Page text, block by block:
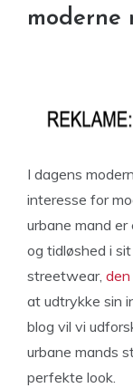
moderne
I dagens
interesse for
urbane mand
og tidløshed i
streetwear,
at udtrykke sin
blog vil vi
urbane mands
perfekte look.